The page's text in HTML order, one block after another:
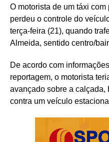
O motorista de um táxi
perdeu o controle do
terça-feira (21), quando
Almeida, sentido centro/
De acordo com
reportagem, o motorista
avançado sobre a calçada,
contra um veículo